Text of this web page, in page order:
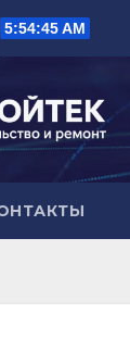
5:54:46 AM